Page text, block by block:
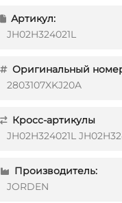
Артикул:
JH02H324021L
Оригинальный
2803107XKJ20A
Кросс-артикулы
JH02H324021L
Производитель:
JORDEN